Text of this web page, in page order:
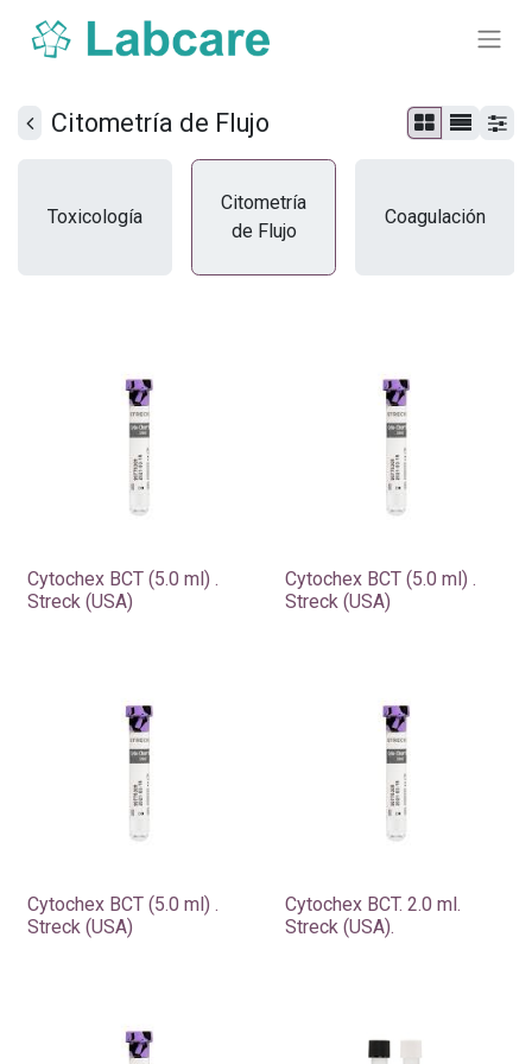
Citometría de Flujo
Toxicología
Citometría
de Flujo
Coagulación
Cytochex BCT (5.0 ml) .
Streck (USA)
Cytochex BCT (5.0 ml) .
Streck (USA)
Cytochex BCT (5.0 ml) .
Streck (USA)
Cytochex BCT. 2.0 ml.
Streck (USA).